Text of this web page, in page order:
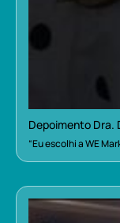
Depoimento Dra.
“Eu escolhi a WE